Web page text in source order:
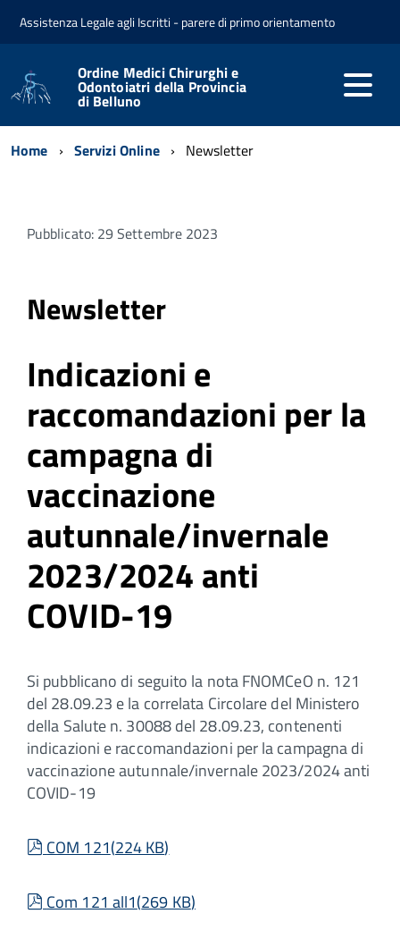
Assistenza Legale agli Iscritti - parere di primo orientamento
Ordine Medici Chirurghi e
Odontoiatri della Provincia
di Belluno
Home Servizi Online Newsletter
Pubblicato: 29 Settembre 2023
Newsletter
Indicazioni e
raccomandazioni per la
campagna di
vaccinazione
autunnale/invernale
2023/2024 anti
COVID-19
Si pubblicano di seguito la nota FNOMCeO n. 121
del 28.09.23 e la correlata Circolare del Ministero
della Salute n. 30088 del 28.09.23, contenenti
indicazioni e raccomandazioni per la campagna di
vaccinazione autunnale/invernale 2023/2024 anti
COVID-19
pdf
COM 121(224 KB)
pdf
Com 121 all1(269 KB)